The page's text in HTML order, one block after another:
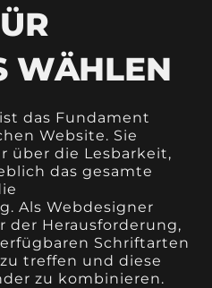
WÄHLEN
ist das Fundament
Website. Sie
über die Lesbarkeit,
das gesamte
Als Webdesigner
der Herausforderung,
Schriftarten
treffen und diese
zu kombinieren.